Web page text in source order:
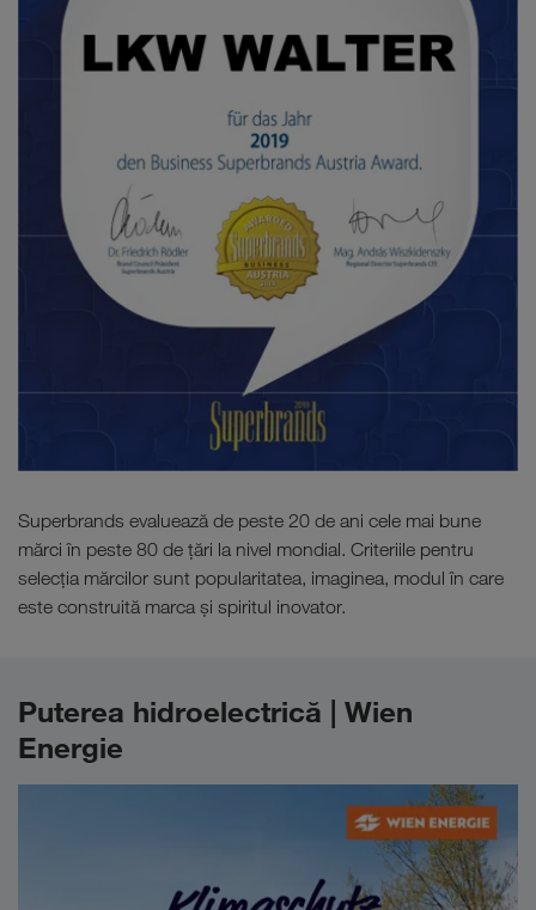
Superbrands evaluează de peste 20 de ani cele mai bune
mărci în peste 80 de țări la nivel mondial. Criteriile pentru
selecția mărcilor sunt popularitatea, imaginea, modul în care
este construită marca și spiritul inovator.
Puterea hidroelectrică | Wien
Energie